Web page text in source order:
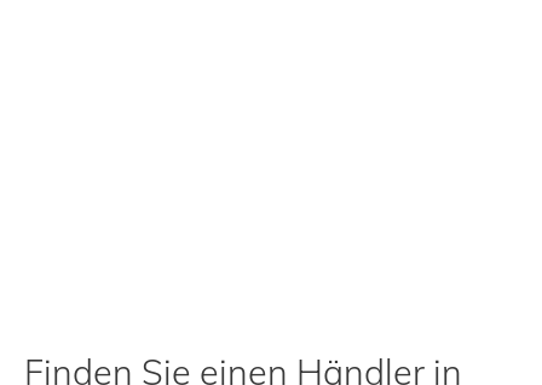
Finden Sie einen Händler in